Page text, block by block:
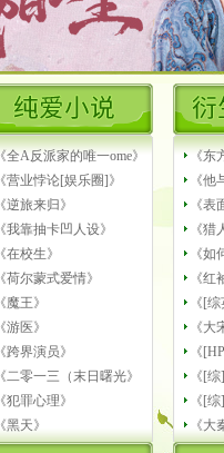
《全A反派家的唯一ome》
《营业悖论[娱乐圈]》
《逆旅来归》
《我靠抽卡凹人设》
《在校生》
《荷尔蒙式爱情》
《魔王》
《游医》
《跨界演员》
《二零一三（末日曙光》
《犯罪心理》
《黑天》
《
《他
《
《
《
《红
《[
《
《
《[
《[
《